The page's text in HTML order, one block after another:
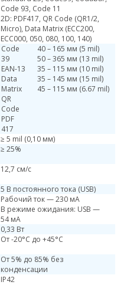
Code 93, Code 11
2D: PDF417, QR Code (QR1/2,
Micro), Data Matrix (ECC200,
ECC000, 050, 080, 100, 140)
Code
39
EAN-13
Data
Matrix
QR
Code
PDF
417
40 – 165 мм (5 mil)
50 – 365 мм (13 mil)
35 – 115 мм (10 mil)
35 – 145 мм (15 mil)
45 – 115 мм (6.67 mil)
≥ 5 mil (0,10 мм)
≥ 25%
12,7 см/с
5 В постоянного тока (USB)
Рабочий ток — 230 мА
В режиме ожидания: USB —
54 мА
0,33 Вт
От -20°C до +45°C
От 5% до 85% без
конденсации
IP42